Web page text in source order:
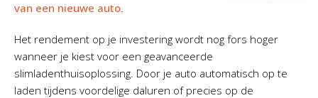
van een nieuwe auto.
Het rendement op je investering wordt nog fors hoger
wanneer je kiest voor een geavanceerde
slimladenthuisoplossing. Door je auto automatisch op te
laden tijdens voordelige daluren of precies op de